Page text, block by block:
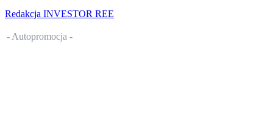
Redakcja INVESTOR REE
- Autopromocja -